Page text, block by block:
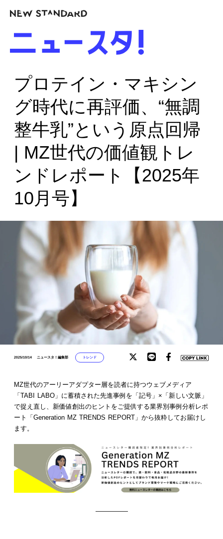
プロテイン・マキシン
グ時代に再評価、“無調
整牛乳”という原点回帰
| MZ世代の価値観トレ
ンドレポート【2025年
10月号】
2025/10/14 ニュースタ！編集部 トレンド
MZ世代のアーリーアダプター層を読者に持つウェブメディア
「TABI LABO」に蓄積された先進事例を「記号」×「新しい文脈」
で捉え直し、新価値創出のヒントをご提供する業界別事例分析レポ
ート「Generation MZ TRENDS REPORT」から抜粋してお届けし
ます。
—————